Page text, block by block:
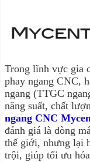
Trong lĩnh vực gia
phay ngang CNC,
ngang (TTGC
năng suất, chất
ngang CNC
đánh giá là dòng
thế giới, nhưng lại
trội, giúp tối ưu